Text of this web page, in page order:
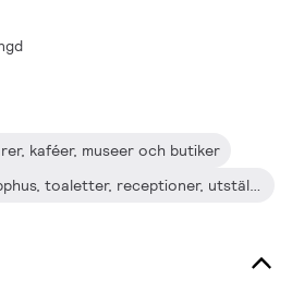
kaféer, museer och butiker
Foajéer, korridorer, trapphus, toaletter, receptioner, utställningslokaler och montrar